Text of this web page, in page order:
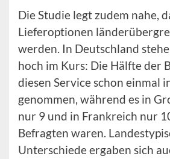
Die Studie legt zudem nahe,
Lieferoptionen
werden. In Deutschland
hoch im Kurs: Die Hälfte der
diesen Service schon einmal
genommen, während es in
nur 9 und in Frankreich nur
Befragten waren.
Unterschiede ergaben sich